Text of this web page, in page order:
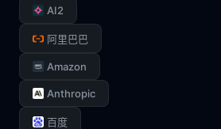
AI2
阿里巴巴
Amazon
Anthropic
百度